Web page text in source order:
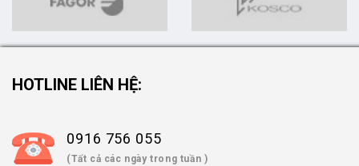
HOTLINE LIÊN HỆ:
0916 756 055
(Tất cả các ngày trong tuần )